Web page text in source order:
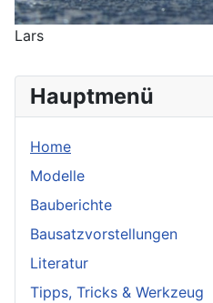
Hauptmenü
Home
Modelle
Bauberichte
Bausatzvorstellungen
Literatur
Tipps, Tricks & Werkzeug
Lars